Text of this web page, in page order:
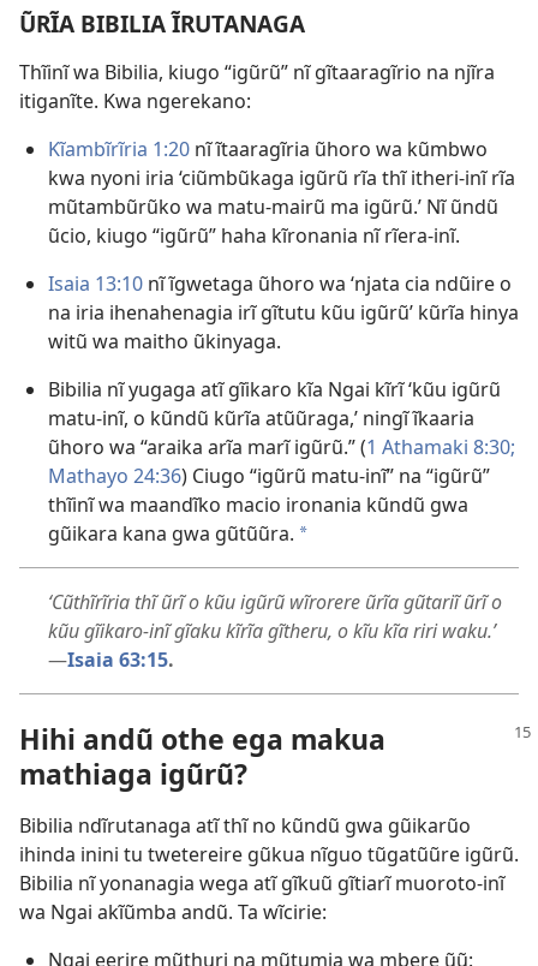
ŨRĨA BIBILIA ĨRUTANAGA
Thĩinĩ wa Bibilia, kiugo “igũrũ” nĩ gĩtaaragĩrio na njĩra
itiganĩte. Kwa ngerekano:
Kĩambĩrĩria 1:20 nĩ ĩtaaragĩria ũhoro wa kũmbwo
kwa nyoni iria ‘ciũmbũkaga igũrũ rĩa thĩ itheri-inĩ rĩa
mũtambũrũko wa matu-mairũ ma igũrũ.’ Nĩ ũndũ
ũcio, kiugo “igũrũ” haha kĩronania nĩ rĩera-inĩ.
Isaia 13:10 nĩ ĩgwetaga ũhoro wa ‘njata cia ndũire o
na iria ihenahenagia irĩ gĩtutu kũu igũrũ’ kũrĩa hinya
witũ wa maitho ũkinyaga.
Bibilia nĩ yugaga atĩ gĩikaro kĩa Ngai kĩrĩ ‘kũu igũrũ
matu-inĩ, o kũndũ kũrĩa atũũraga,’ ningĩ ĩkaaria
ũhoro wa “araika arĩa marĩ igũrũ.” (1 Athamaki 8:30;
Mathayo 24:36) Ciugo “igũrũ matu-inĩ” na “igũrũ”
thĩinĩ wa maandĩko macio ironania kũndũ gwa
gũikara kana gwa gũtũũra. *
‘Cũthĩrĩria thĩ ũrĩ o kũu igũrũ wĩrorere ũrĩa gũtariĩ ũrĩ o
kũu gĩikaro-inĩ gĩaku kĩrĩa gĩtheru, o kĩu kĩa riri waku.’
—Isaia 63:15.
Hihi andũ othe ega makua
mathiaga igũrũ?
Bibilia ndĩrutanaga atĩ thĩ no kũndũ gwa gũikarũo
ihinda inini tu twetereire gũkua nĩguo tũgatũũre igũrũ.
Bibilia nĩ yonanagia wega atĩ gĩkuũ gĩtiarĩ muoroto-inĩ
wa Ngai akĩũmba andũ. Ta wĩcirie:
Ngai eerire mũthuri na mũtumia wa mbere ũũ: